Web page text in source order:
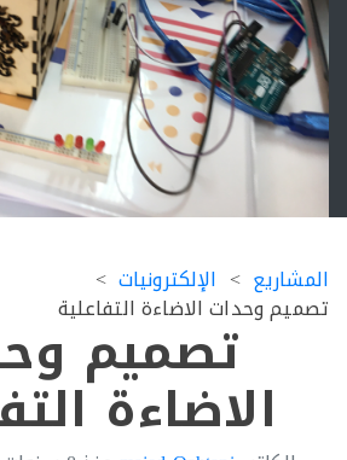
الإلكترونيات
وحدات الاضاءة التفاعلية
تصميم
الاضاءة